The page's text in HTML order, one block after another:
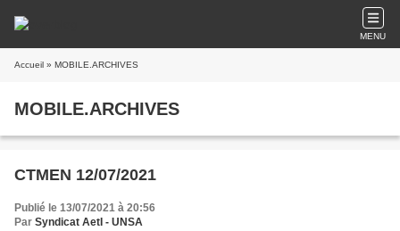
MENU
Accueil » MOBILE.ARCHIVES
MOBILE.ARCHIVES
CTMEN 12/07/2021
Publié le 13/07/2021 à 20:56
Par Syndicat AetI - UNSA